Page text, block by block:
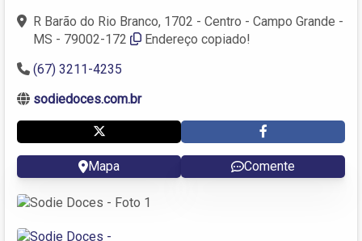
R Barão do Rio Branco, 1702 - Centro - Campo Grande -
MS - 79002-172
Endereço copiado!
(67) 3211-4235
sodiedoces.com.br
Mapa Comente